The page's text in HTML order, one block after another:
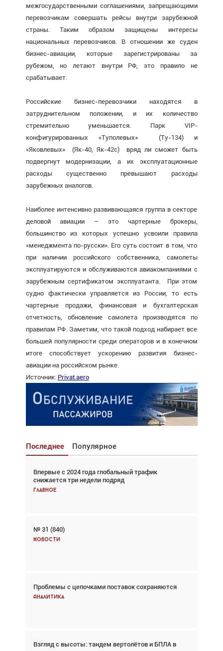
межгосударственными соглашениями, запрещающими
перевозчикам совершать рейсы внутри зарубежной
страны. Таким образом защищены интересы
национальных перевозчиков. В отношении же суден
бизнес-авиации, которые зарегистрированы за
рубежом, но летают внутри РФ, это правило не
срабатывает.
Российские бизнес-перевозчики находятся в
затруднительном положении, и их количество
стремительно уменьшается. Парк VIP-
конфигурированных «Туполевых» (Ту-134) и
«Яковлевых» (Як-40, Як-42с) вряд ли сможет быть
подвергнут модернизации, а их эксплуатационные
расходы существенно превышают расходы
зарубежных аналогов.
Наиболее интенсивно развивающаяся группа в секторе
деловой авиации – это чартерные брокеры,
большинство из которых успешно усвоили правила
«менеджмента по-русски». Его суть состоит в том, что
при наличии российского собственника, самолеты
эксплуатируются и обслуживаются авиакомпаниями с
зарубежным сертификатом эксплуатанта. При этом
судно фактически управляется из России, то есть
чартерные продажи, финансовая и бухгалтерская
отчетность, обновление самолета производятся по
правилам РФ. Заметим, что такой подход набирает все
большей популярности среди операторов и в конечном
итоге способствует ускорению развития бизнес-
авиации на российском рынке.
Источник: Privat.aero
Последнее Популярное
Впервые с 2024 года глобальный трафик
снижается три недели подряд
Главное
№ 31 (840)
Новости
Проблемы с цепочками поставок сохраняются
Аналитика
Взгляд с высоты: тандем вертолётов и БПЛА в
Взгляд с высоты: тандем вертолётов и БПЛА в
спасательных операциях
Главное
Авиационный фотограф Дэйв Кох: «Фотография
говорит сама за себя... а ИИ всё портит»
Впервые с 2024 года глобальный трафик
снижается три недели подряд
Частный самолёт – это актив. Подходите к